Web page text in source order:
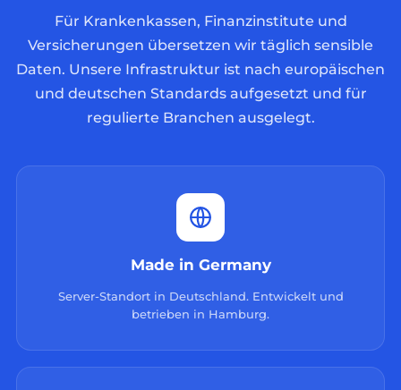
Für Krankenkassen, Finanzinstitute und
Versicherungen übersetzen wir täglich sensible
Daten. Unsere Infrastruktur ist nach europäischen
und deutschen Standards aufgesetzt und für
regulierte Branchen ausgelegt.
Made in Germany
Server-Standort in Deutschland. Entwickelt und
betrieben in Hamburg.